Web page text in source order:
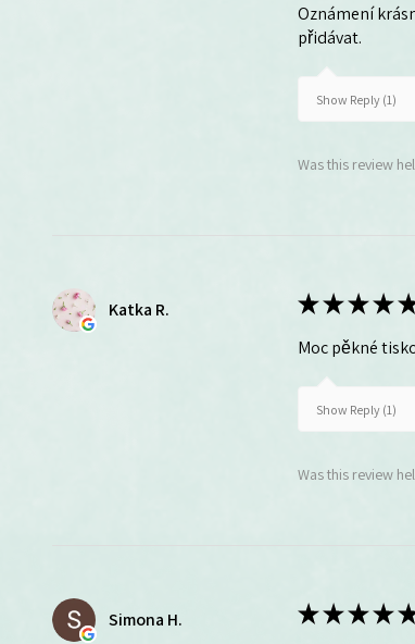
Oznámení
přidávat.
Show Reply (1)
Was this review
Katka R. ★★★★
Moc pěkné
Show Reply (1)
Was this review
Simona H. ★★★★